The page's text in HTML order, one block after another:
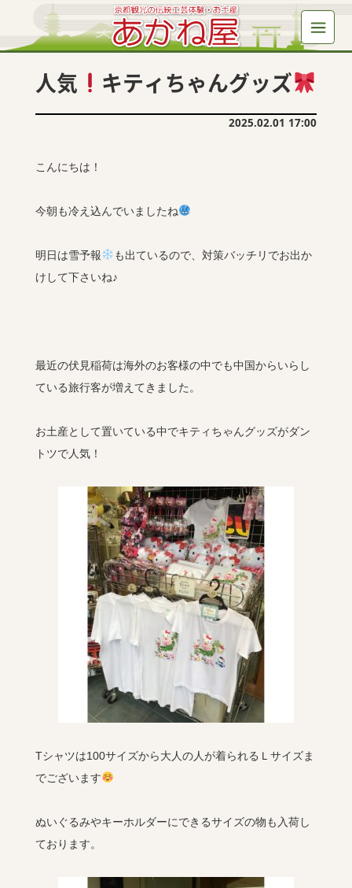
人気 キティちゃんグッズ
2025.02.01 17:00
こんにちは！
今朝も冷え込んでいましたね
明日は雪予報
も出ているので、対策バッチリでお出か
けして下さいね♪
最近の伏見稲荷は海外のお客様の中でも中国からいらし
ている旅行客が増えてきました。
お土産として置いている中でキティちゃんグッズがダン
トツで人気！
Tシャツは100サイズから大人の人が着られるＬサイズま
でございます
ぬいぐるみやキーホルダーにできるサイズの物も入荷し
ております。